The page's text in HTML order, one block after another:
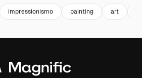
impressionismo painting art